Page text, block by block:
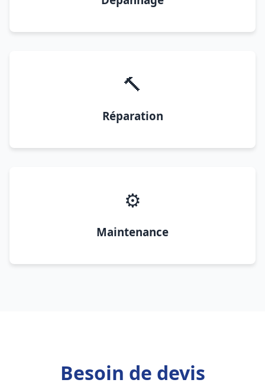
🔨
Réparation
⚙️
Maintenance
Besoin de devis